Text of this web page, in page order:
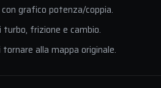
grafico potenza/coppia.
frizione e cambio.
alla mappa originale.